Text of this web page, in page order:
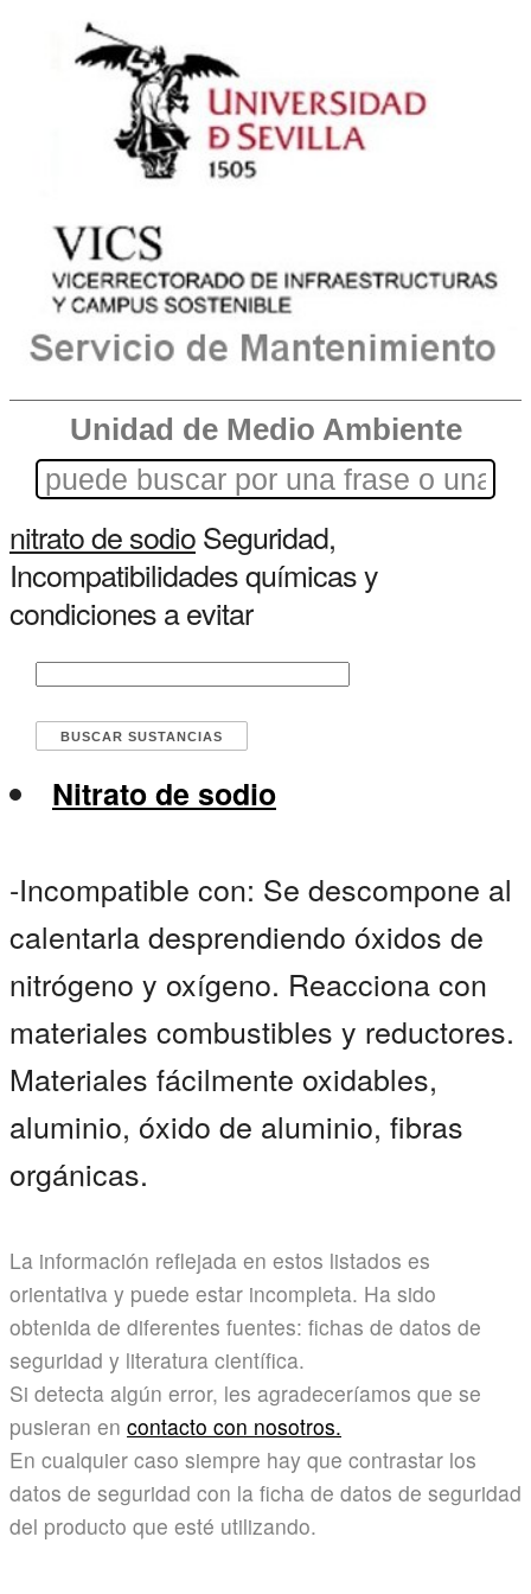
Unidad de Medio Ambiente
nitrato de sodioSeguridad,
Incompatibilidades químicas y
condiciones a evitar
Nitrato de sodio
-Incompatible con: Se descompone al
calentarla desprendiendo óxidos de
nitrógeno y oxígeno. Reacciona con
materiales combustibles y reductores.
Materiales fácilmente oxidables,
aluminio, óxido de aluminio, fibras
orgánicas.
La información reflejada en estos listados es
orientativa y puede estar incompleta. Ha sido
obtenida de diferentes fuentes: fichas de datos de
seguridad y literatura científica.
Si detecta algún error, les agradeceríamos que se
pusieran en contacto con nosotros.
En cualquier caso siempre hay que contrastar los
datos de seguridad con la ficha de datos de seguridad
del producto que esté utilizando.